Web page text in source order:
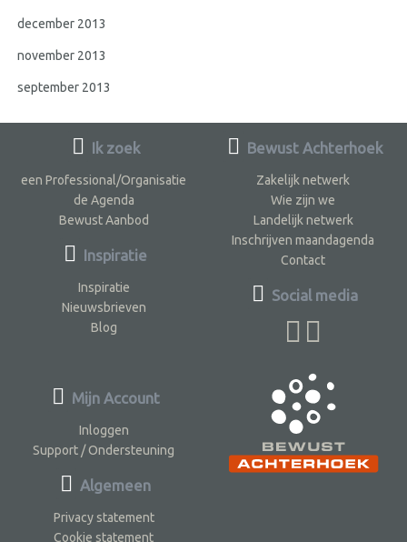
december 2013
november 2013
september 2013
Ik zoek
een Professional/Organisatie
de Agenda
Bewust Aanbod
Inspiratie
Inspiratie
Nieuwsbrieven
Blog
Bewust Achterhoek
Zakelijk netwerk
Wie zijn we
Landelijk netwerk
Inschrijven maandagenda
Contact
Social media
Mijn Account
Inloggen
Support / Ondersteuning
Algemeen
Privacy statement
Cookie statement